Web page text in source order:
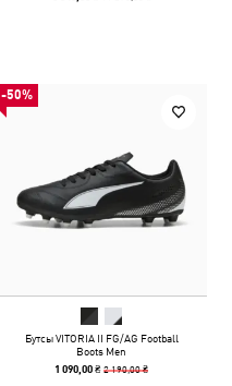
-50%
Бутсы VITORIA II FG/AG Football
Boots Men
1 090,00 ₴2 190,00 ₴